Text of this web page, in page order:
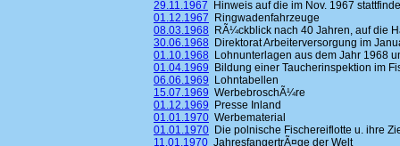
29.11.1967 Hinweis auf die im Nov. 1967
01.12.1967 Ringwadenfahrzeuge
08.03.1968 RÃ¼ckblick nach 40 Jahren, auf die
30.06.1968 Direktorat Arbeiterversorgung im
01.10.1968 Lohnunterlagen aus dem Jahr 1968
01.04.1969 Bildung einer Taucherinspektion im
06.06.1969 Lohntabellen
15.07.1969 WerbebroschÃ¼re
01.12.1969 Presse Inland
01.01.1970 Werbematerial
01.01.1970 Die polnische Fischereiflotte u. ihre
11.01.1970 JahresfangertrÃ¤ge der Welt